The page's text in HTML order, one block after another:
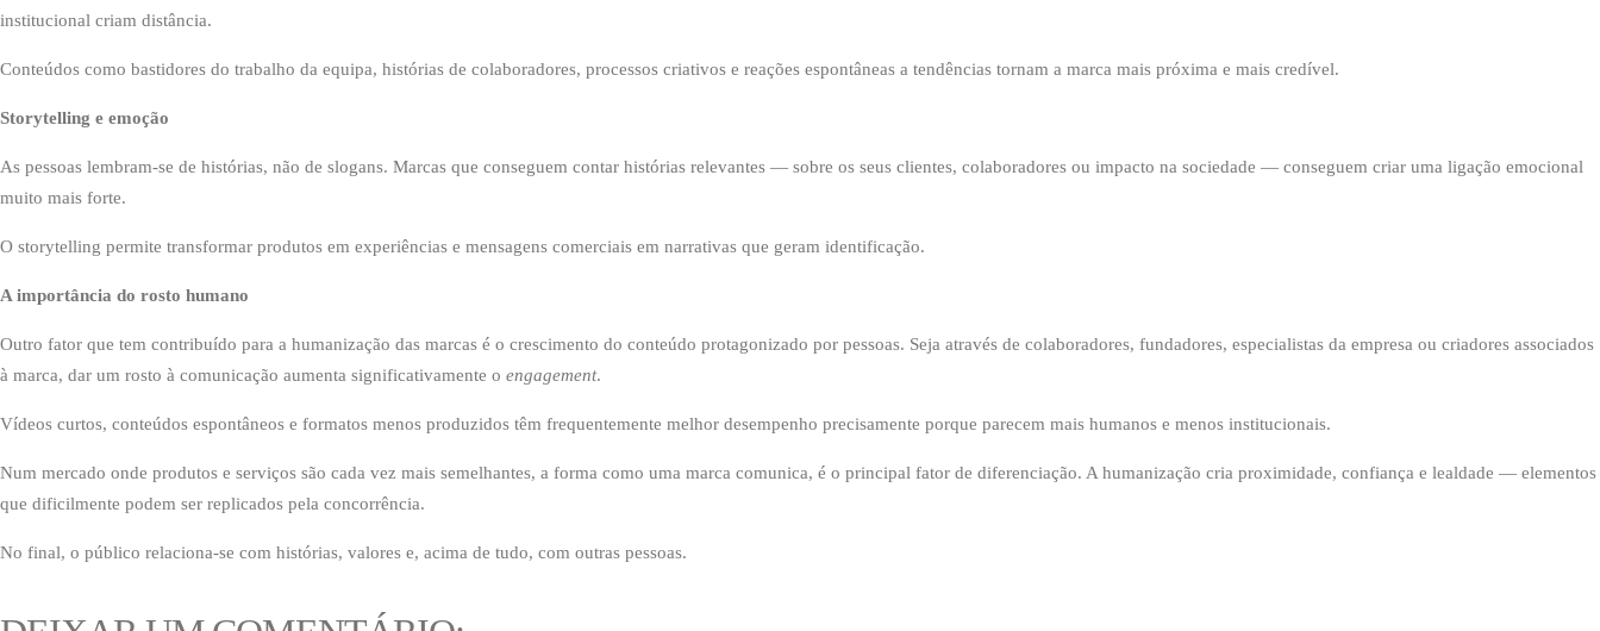
institucional criam distância.
Conteúdos como bastidores do trabalho da equipa, histórias de colaboradores, processos criativos e reações espontâneas a tendências tornam a marca mais próxima e mais credível.
Storytelling e emoção
As pessoas lembram-se de histórias, não de slogans. Marcas que conseguem contar histórias relevantes — sobre os seus clientes, colaboradores ou impacto na sociedade — conseguem criar uma ligação emocional
muito mais forte.
O storytelling permite transformar produtos em experiências e mensagens comerciais em narrativas que geram identificação.
A importância do rosto humano
Outro fator que tem contribuído para a humanização das marcas é o crescimento do conteúdo protagonizado por pessoas. Seja através de colaboradores, fundadores, especialistas da empresa ou criadores associados
à marca, dar um rosto à comunicação aumenta significativamente o engagement.
Vídeos curtos, conteúdos espontâneos e formatos menos produzidos têm frequentemente melhor desempenho precisamente porque parecem mais humanos e menos institucionais.
Num mercado onde produtos e serviços são cada vez mais semelhantes, a forma como uma marca comunica, é o principal fator de diferenciação. A humanização cria proximidade, confiança e lealdade — elementos
que dificilmente podem ser replicados pela concorrência.
No final, o público relaciona-se com histórias, valores e, acima de tudo, com outras pessoas.